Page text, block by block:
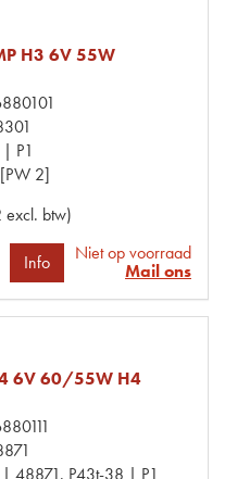
H3 6V 55W
P1
2]
btw)
Info
Niet op voorraad
Mail ons
6V 60/55W H4